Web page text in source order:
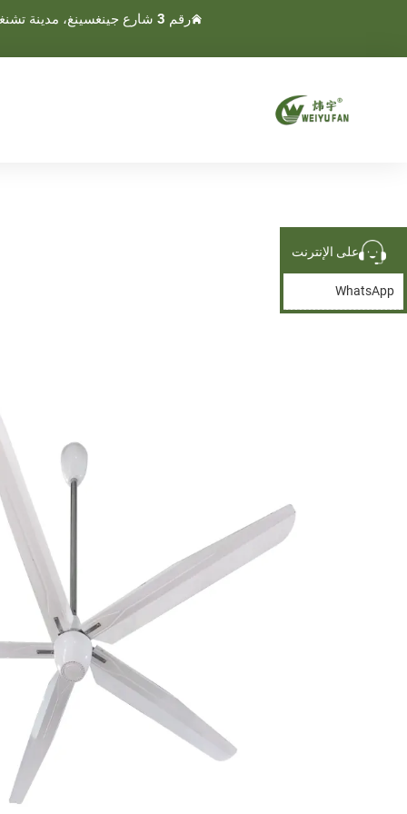
رقم 3 شارع جينغسينغ، مدينة تشنغنان، مدينة وينلينغ، تايجو، تشجيانغ، الصين
على الإنترنت
WhatsApp